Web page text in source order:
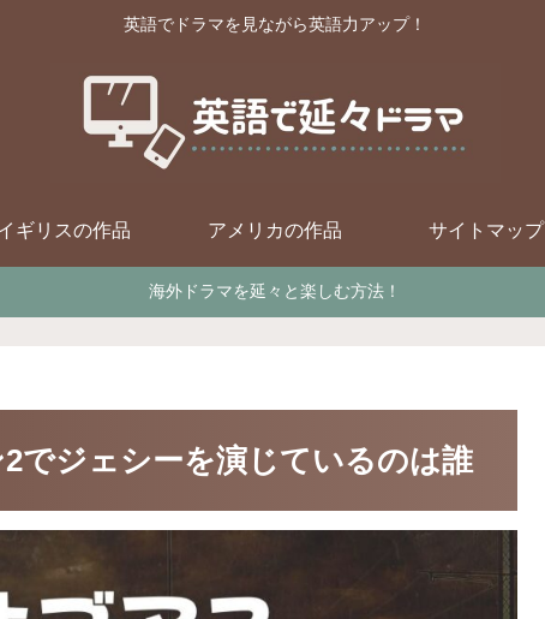
英語でドラマを見ながら英語力アップ！
ギリスの作品 アメリカの作品 サイトマップ
海外ドラマを延々と楽しむ方法！
でジェシーを演じているのは誰